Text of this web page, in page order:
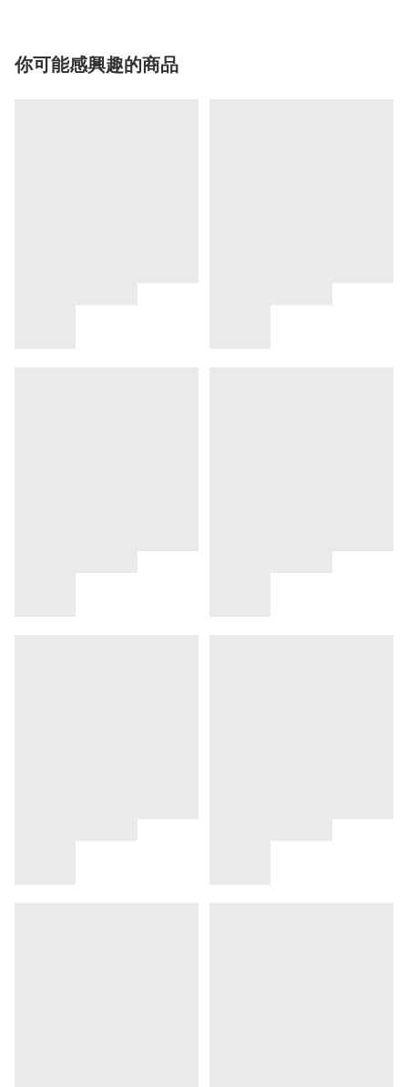
你可能感興趣的商品